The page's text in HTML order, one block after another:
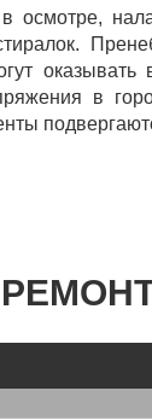
осмотре,
в